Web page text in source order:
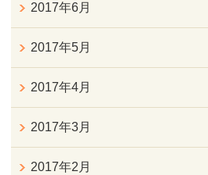
2017年6月
2017年5月
2017年4月
2017年3月
2017年2月